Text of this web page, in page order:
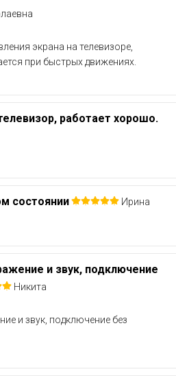
экрана на телевизоре,
при быстрых движениях.
работает хорошо.
состоянии Ирина
и звук, подключение
Никита
и звук, подключение без